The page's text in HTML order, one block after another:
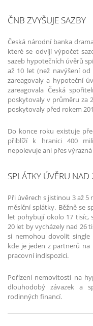
ČNB ZVYŠUJE SAZBY
Česká národní banka
které se odvíjí výpočet
sazeb hypotečních úvěrů
až 10 let (než navýšení
zareagovaly a hypoteční
zareagovala Česká
poskytovaly v průměru za
poskytovaly před rokem
Do konce roku existuje
přiblíží k hranici 400
nepolevuje ani přes
SPLÁTKY ÚVĚRU
Při úvěrech s jistinou 3 až
měsíční splátky. Běžně se
let pohybují okolo 17 tisíc,
20 let by vycházely nad 26
si nemohou dovolit single
kde je jeden z partnerů
pracovní indispozici.
Pořízení nemovitosti na
dlouhodobý závazek a
rodinných financí.